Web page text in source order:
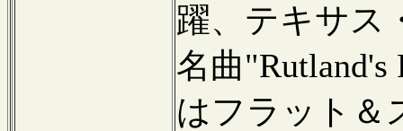
躍、テキサス
名曲
はフラット＆